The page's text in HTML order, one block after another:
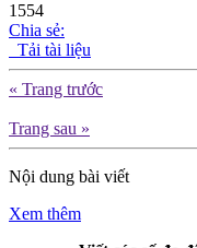
1554
Chia sẻ:
Tải tài liệu
« Trang trước
Trang sau »
Nội dung bài viết
Xem thêm